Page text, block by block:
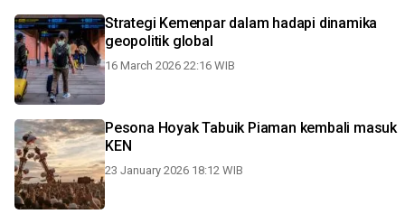
Strategi Kemenpar dalam hadapi dinamika
geopolitik global
16 March 2026 22:16 WIB
Pesona Hoyak Tabuik Piaman kembali masuk
KEN
23 January 2026 18:12 WIB